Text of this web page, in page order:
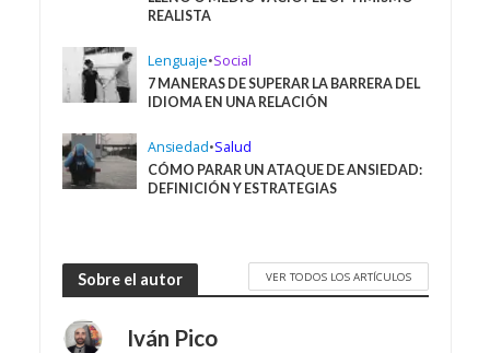
REALISTA
Lenguaje•Social
7 MANERAS DE SUPERAR LA BARRERA DEL
IDIOMA EN UNA RELACIÓN
Ansiedad•Salud
CÓMO PARAR UN ATAQUE DE ANSIEDAD:
DEFINICIÓN Y ESTRATEGIAS
Sobre el autor VER TODOS LOS ARTÍCULOS
Iván Pico